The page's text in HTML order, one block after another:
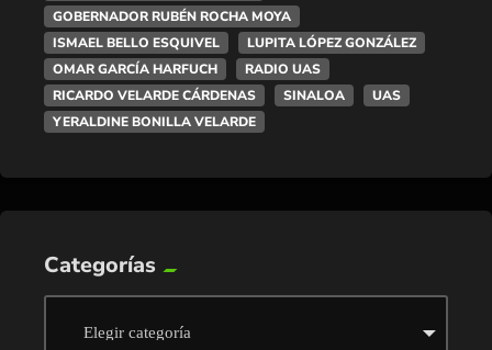
GOBERNADOR RUBÉN ROCHA MOYA
ISMAEL BELLO ESQUIVEL
LUPITA LÓPEZ GONZÁLEZ
OMAR GARCÍA HARFUCH
RADIO UAS
RICARDO VELARDE CÁRDENAS
SINALOA
UAS
YERALDINE BONILLA VELARDE
Categorías